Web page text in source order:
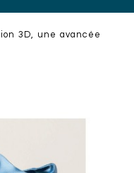
3D, une avancée